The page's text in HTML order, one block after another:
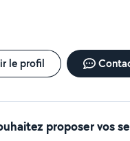
le profil
proposer vos